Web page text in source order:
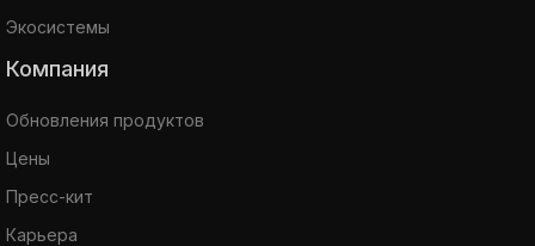
Экосистемы
Компания
Обновления продуктов
Цены
Пресс-кит
Карьера